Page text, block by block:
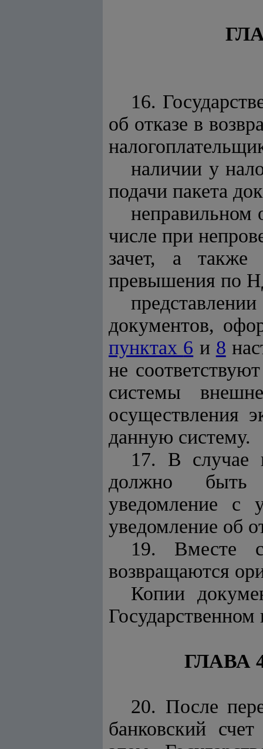
16.
об отказе в
наличии у
подачи пакета
неправильном
числе при
зачет, а также
превышения по
документов,
пунктах 6 и 8
не
системы
осуществления
данную систему.
17. В случае
должно быть
уведомление с
уведомление об
19. Вместе с
возвращаются
Копии
Государственном
ГЛАВА
20. После
банковский